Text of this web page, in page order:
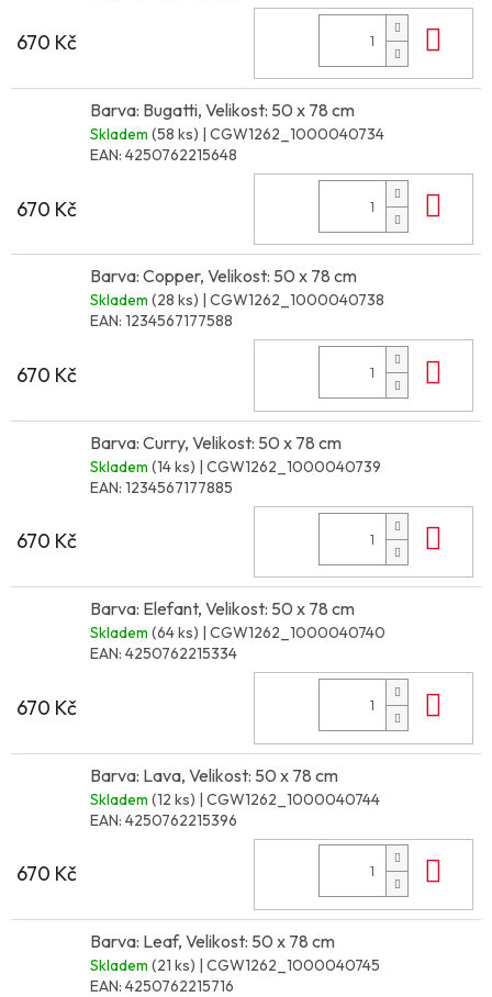
670 Kč
Barva: Bugatti, Velikost: 50 x 78 cm
Skladem (58 ks) | CGW1262_1000040734
EAN: 4250762215648
670 Kč
Barva: Copper, Velikost: 50 x 78 cm
Skladem (28 ks) | CGW1262_1000040738
EAN: 1234567177588
670 Kč
Barva: Curry, Velikost: 50 x 78 cm
Skladem (14 ks) | CGW1262_1000040739
EAN: 1234567177885
670 Kč
Barva: Elefant, Velikost: 50 x 78 cm
Skladem (64 ks) | CGW1262_1000040740
EAN: 4250762215334
670 Kč
Barva: Lava, Velikost: 50 x 78 cm
Skladem (12 ks) | CGW1262_1000040744
EAN: 4250762215396
670 Kč
Barva: Leaf, Velikost: 50 x 78 cm
Skladem (21 ks) | CGW1262_1000040745
EAN: 4250762215716